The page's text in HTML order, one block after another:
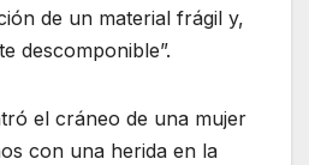
de un material frágil y,
descomponible”.
el cráneo de una mujer
con una herida en la